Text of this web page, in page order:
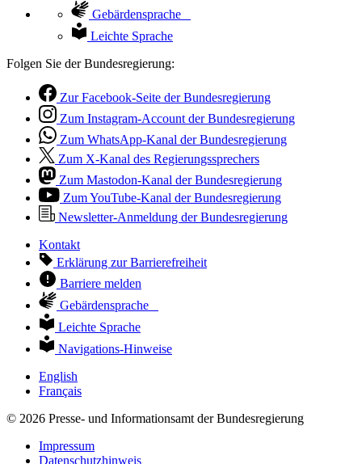
Gebärdensprache
Leichte Sprache
Folgen Sie der Bundesregierung:
Zur Facebook-Seite der Bundesregierung
Zum Instagram-Account der Bundesregierung
Zum WhatsApp-Kanal der Bundesregierung
Zum X-Kanal des Regierungssprechers
Zum Mastodon-Kanal der Bundesregierung
Zum YouTube-Kanal der Bundesregierung
Newsletter-Anmeldung der Bundesregierung
Kontakt
Erklärung zur Barrierefreiheit
Barriere melden
Gebärdensprache
Leichte Sprache
Navigations-Hinweise
English
Français
© 2026 Presse- und Informationsamt der Bundesregierung
Impressum
Datenschutzhinweis